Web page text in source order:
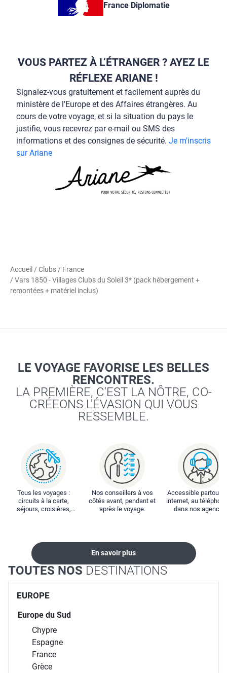
France Diplomatie
VOUS PARTEZ À L’ÉTRANGER ? AYEZ LE
RÉFLEXE ARIANE !
Signalez-vous gratuitement et facilement auprès du
ministère de l'Europe et des Affaires étrangères. Au
cours de votre voyage, et si la situation du pays le
justifie, vous recevrez par e-mail ou SMS des
informations et des consignes de sécurité. Je m'inscris
sur Ariane
Accueil /Clubs / France
/ Vars 1850 - Villages Clubs du Soleil 3* (pack hébergement +
remontées + matériel inclus)
LE VOYAGE FAVORISE LES BELLES
RENCONTRES.
LA PREMIÈRE, C'EST LA NÔTRE, CO-
CRÉEONS L'ÉVASION QUI VOUS
RESSEMBLE.
Tous les voyages :
circuits à la carte,
séjours, croisières,
Nos conseillers à vos
côtés avant, pendant et
après le voyage.
Accessible partout :
internet, au
dans nos
En savoir plus
TOUTES NOS DESTINATIONS
EUROPE
Europe du Sud
Chypre
Espagne
France
Grèce